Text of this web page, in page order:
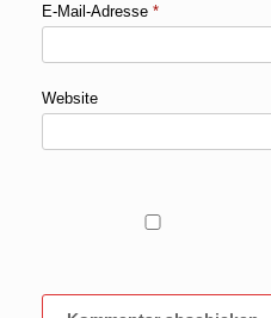
E-Mail-Adresse *
Website